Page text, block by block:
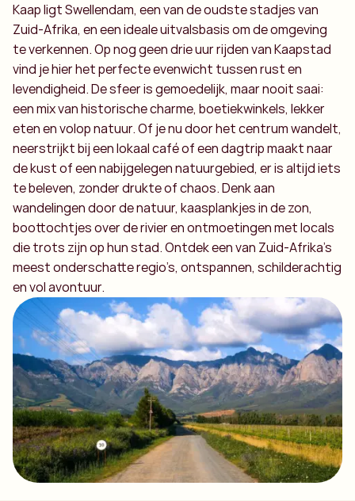
Kaap ligt Swellendam, een van de oudste stadjes van
Zuid-Afrika, en een ideale uitvalsbasis om de omgeving
te verkennen. Op nog geen drie uur rijden van Kaapstad
vind je hier het perfecte evenwicht tussen rust en
levendigheid. De sfeer is gemoedelijk, maar nooit saai:
een mix van historische charme, boetiekwinkels, lekker
eten en volop natuur. Of je nu door het centrum wandelt,
neerstrijkt bij een lokaal café of een dagtrip maakt naar
de kust of een nabijgelegen natuurgebied, er is altijd iets
te beleven, zonder drukte of chaos. Denk aan
wandelingen door de natuur, kaasplankjes in de zon,
boottochtjes over de rivier en ontmoetingen met locals
die trots zijn op hun stad. Ontdek een van Zuid-Afrika’s
meest onderschatte regio’s, ontspannen, schilderachtig
en vol avontuur.